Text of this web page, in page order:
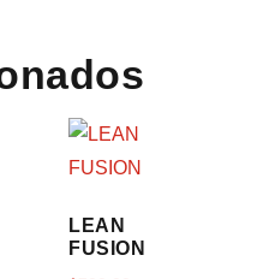
LEAN
FUSION